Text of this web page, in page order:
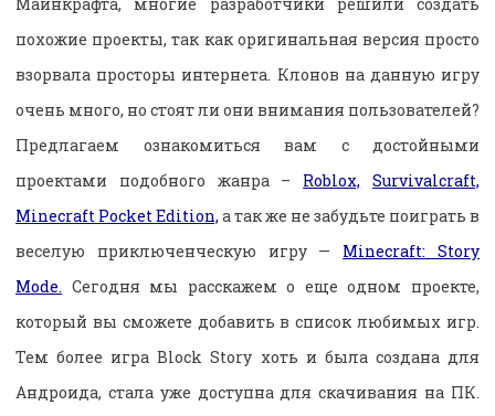
похожие проекты, так как оригинальная версия просто
взорвала просторы интернета. Клонов на данную игру
очень много, но стоят ли они внимания пользователей?
Предлагаем ознакомиться вам с достойными
проектами подобного жанра – Roblox,
Survivalcraft,
Minecraft Pocket Edition, а так же не забудьте поиграть в
веселую приключенческую игру — Minecraft: Story
Mode. Сегодня мы расскажем о еще одном проекте,
который вы сможете добавить в список любимых игр.
Тем более игра Block Story хоть и была создана для
Андроида, стала уже доступна для скачивания на ПК.